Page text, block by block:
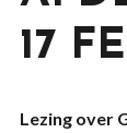
17
Lezing over